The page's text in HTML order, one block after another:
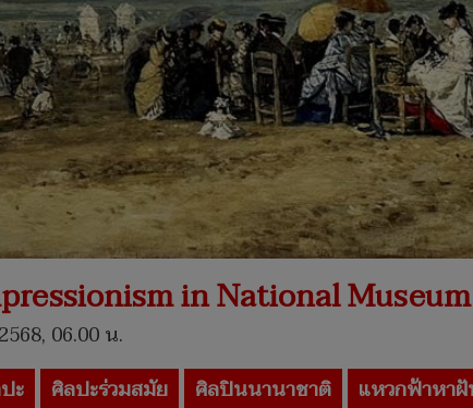
in National
06.00 น.
ะ ศิลปะร่วมสมัย ศิลปินนานาชาติ แหวกฟ้าหา